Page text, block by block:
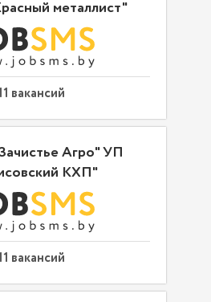
металлист"
вакансий
Агро" УП
КХП"
вакансий